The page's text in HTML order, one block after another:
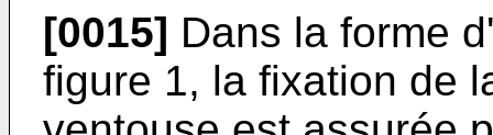
[0015] Dans la forme
figure 1, la fixation de